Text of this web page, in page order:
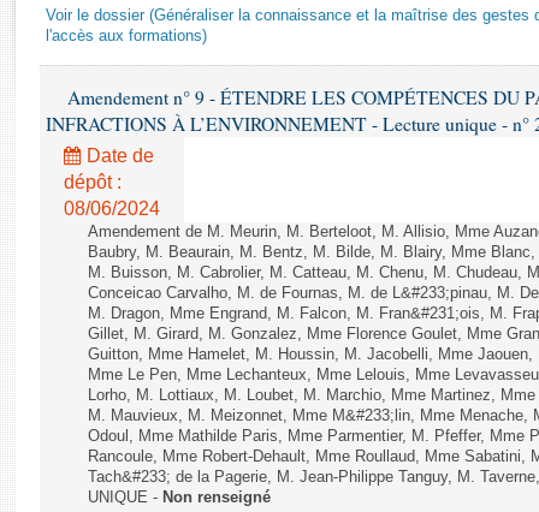
Rapports législatifs
Rapports sur l'application des lois
Baromètre de l’application des lois
Dossiers législatifs
Budget et sécurité sociale
Questions écrites et orales
Comptes rendus des débats
Voir le dossier (Généraliser la connaissance et la maîtrise des gestes
l'accès aux formations)
Amendement n° 9 - ÉTENDRE LES COMPÉTENCES DU
INFRACTIONS À L’ENVIRONNEMENT - Lecture unique - n°
Date de
dépôt :
08/06/2024
Amendement de M. Meurin, M. Berteloot, M. Allisio, Mme
Baubry, M. Beaurain, M. Bentz, M. Bilde, M. Blairy, Mme
M. Buisson, M. Cabrolier, M. Catteau, M. Chenu, M. Chudeau,
Conceicao Carvalho, M. de Fournas, M. de L&#233;pinau, M.
M. Dragon, Mme Engrand, M. Falcon, M. Fran&#231;ois, M.
Gillet, M. Girard, M. Gonzalez, Mme Florence Goulet, Mme
Guitton, Mme Hamelet, M. Houssin, M. Jacobelli, Mme
Mme Le Pen, Mme Lechanteux, Mme Lelouis, Mme
Lorho, M. Lottiaux, M. Loubet, M. Marchio, Mme Martinez,
M. Mauvieux, M. Meizonnet, Mme M&#233;lin, Mme Menache,
Odoul, Mme Mathilde Paris, Mme Parmentier, M. Pfeffer, Mme
Rancoule, Mme Robert-Dehault, Mme Roullaud, Mme
Tach&#233; de la Pagerie, M. Jean-Philippe Tanguy, M.
UNIQUE - Non renseigné